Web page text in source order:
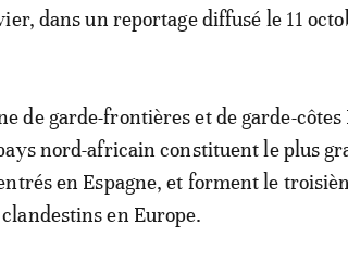
dans un reportage diffusé le 11
de garde-frontières et de garde-
nord-africain constituent le plus
en Espagne, et forment le
en Europe.